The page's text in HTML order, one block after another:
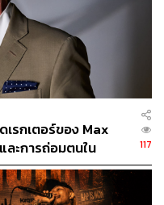
รกเตอร์ของ Max
ะการถ่อมตนใน
117